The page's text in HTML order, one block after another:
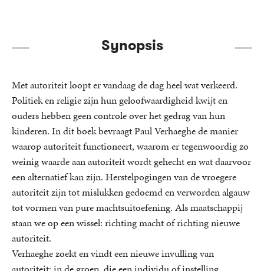
Synopsis
Met autoriteit loopt er vandaag de dag heel wat verkeerd.
Politiek en religie zijn hun geloofwaardigheid kwijt en
ouders hebben geen controle over het gedrag van hun
kinderen. In dit boek bevraagt Paul Verhaeghe de manier
waarop autoriteit functioneert, waarom er tegenwoordig zo
weinig waarde aan autoriteit wordt gehecht en wat daarvoor
een alternatief kan zijn. Herstelpogingen van de vroegere
autoriteit zijn tot mislukken gedoemd en verworden algauw
tot vormen van pure machtsuitoefening. Als maatschappij
staan we op een wissel: richting macht of richting nieuwe
autoriteit.
Verhaeghe zoekt en vindt een nieuwe invulling van